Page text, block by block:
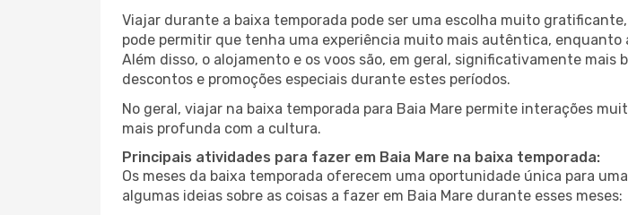
Viajar durante a baixa temporada pode ser uma escolha muito
pode permitir que tenha uma experiência muito mais autêntica, enquanto
Além disso, o alojamento e os voos são, em geral, significativamente
descontos e promoções especiais durante estes períodos.
No geral, viajar na baixa temporada para Baia Mare permite interações
mais profunda com a cultura.
Principais atividades para fazer em Baia Mare na baixa temporada:
Os meses da baixa temporada oferecem uma oportunidade única para
algumas ideias sobre as coisas a fazer em Baia Mare durante esses meses: